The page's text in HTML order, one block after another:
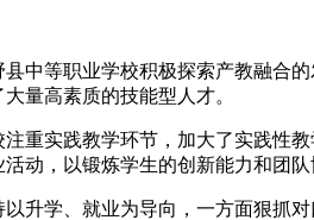
中等职业学校积极探索产教融合
量高素质的技能型人才。
重实践教学环节，加大了实践性
动，以锻炼学生的创新能力和团队
升学、就业为导向，一方面狠抓